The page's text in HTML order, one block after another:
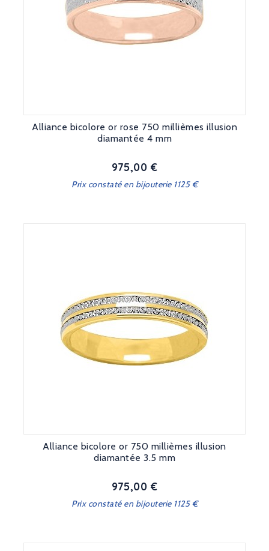
Alliance bicolore or rose 750 millièmes illusion
diamantée 4 mm
Prix
975,00 €
Prix constaté en bijouterie 1125 €
Alliance bicolore or 750 millièmes illusion
diamantée 3.5 mm
Prix
975,00 €
Prix constaté en bijouterie 1125 €